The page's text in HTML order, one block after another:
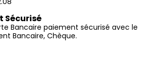
Sécurisé
Bancaire paiement sécurisé avec le
Bancaire, Chèque.